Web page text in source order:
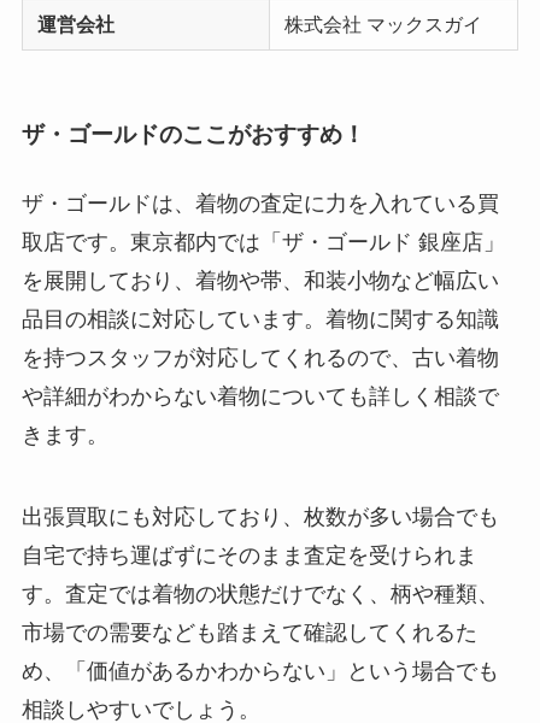
運営会社 株式会社 マックスガイ
ザ・ゴールドのここがおすすめ！
ザ・ゴールドは、着物の査定に力を入れている買
取店です。東京都内では「ザ・ゴールド 銀座店」
を展開しており、着物や帯、和装小物など幅広い
品目の相談に対応しています。着物に関する知識
を持つスタッフが対応してくれるので、古い着物
や詳細がわからない着物についても詳しく相談で
きます。
出張買取にも対応しており、枚数が多い場合でも
自宅で持ち運ばずにそのまま査定を受けられま
す。査定では着物の状態だけでなく、柄や種類、
市場での需要なども踏まえて確認してくれるた
め、「価値があるかわからない」という場合でも
相談しやすいでしょう。